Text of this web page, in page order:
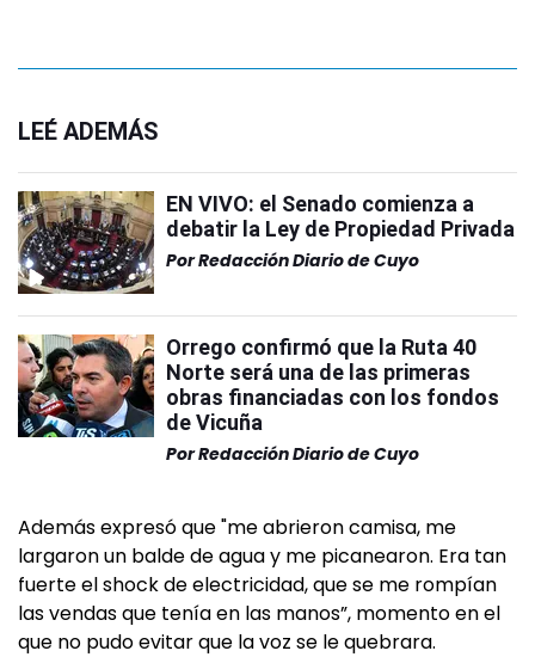
LEÉ ADEMÁS
EN VIVO: el Senado comienza a
debatir la Ley de Propiedad Privada
PorRedacción Diario de Cuyo
Orrego confirmó que la Ruta 40
Norte será una de las primeras
obras financiadas con los fondos
de Vicuña
PorRedacción Diario de Cuyo
Además expresó que "me abrieron camisa, me
largaron un balde de agua y me picanearon. Era tan
fuerte el shock de electricidad, que se me rompían
las vendas que tenía en las manos”, momento en el
que no pudo evitar que la voz se le quebrara.